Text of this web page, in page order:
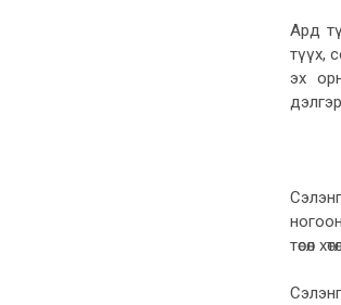
Ард
түүх,
эх
төсөл